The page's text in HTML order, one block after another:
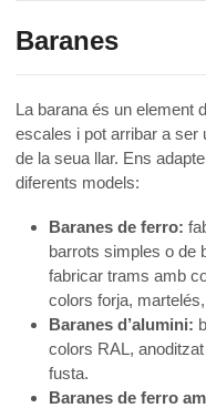
Baranes
La barana és un element
escales i pot arribar a ser
de la seua llar. Ens
diferents models:
Baranes de ferro:
barrots simples o de
fabricar trams amb
colors forja,
Baranes d’alumini:
colors RAL,
fusta.
Baranes de ferro